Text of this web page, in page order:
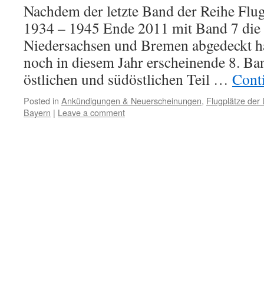
Nachdem der letzte Band der Reihe
1934 – 1945 Ende 2011 mit Band 7
Niedersachsen und Bremen abgedeckt
noch in diesem Jahr erscheinende 8.
östlichen und südöstlichen Teil …
Posted in Ankündigungen & Neuerscheinungen, Flugplätze der
Bayern | Leave a comment